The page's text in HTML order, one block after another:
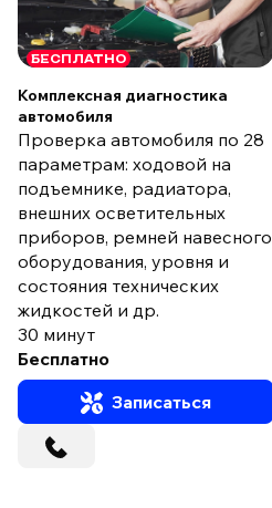
БЕСПЛАТНО
Комплексная диагностика
автомобиля
Проверка автомобиля по 28
параметрам: ходовой на
подъемнике, радиатора,
внешних осветительных
приборов, ремней навесного
оборудования, уровня и
состояния технических
жидкостей и др.
30 минут
Бесплатно
Записаться